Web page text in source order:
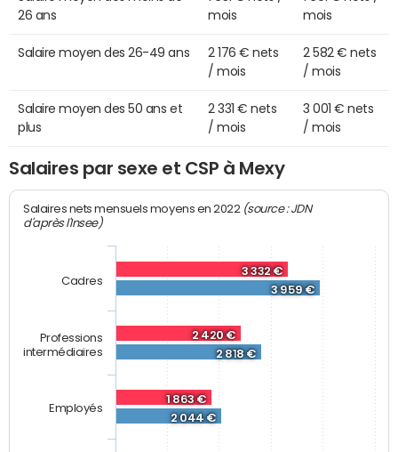
26 ans
mois
mois
Salaire moyen des 26-49 ans
2 176 € nets
/ mois
2 582 € nets
/ mois
Salaire moyen des 50 ans et
plus
2 331 € nets
/ mois
3 001 € nets
/ mois
Salaires par sexe et CSP à Mexy
Salaires nets mensuels moyens en 2022 (source : JDN
d'après l'Insee)
3 332 €
2 420 €
1 863 €
3 959 €
2 818 €
2 044 €
Cadres
Professions
intermédiaires
Employés